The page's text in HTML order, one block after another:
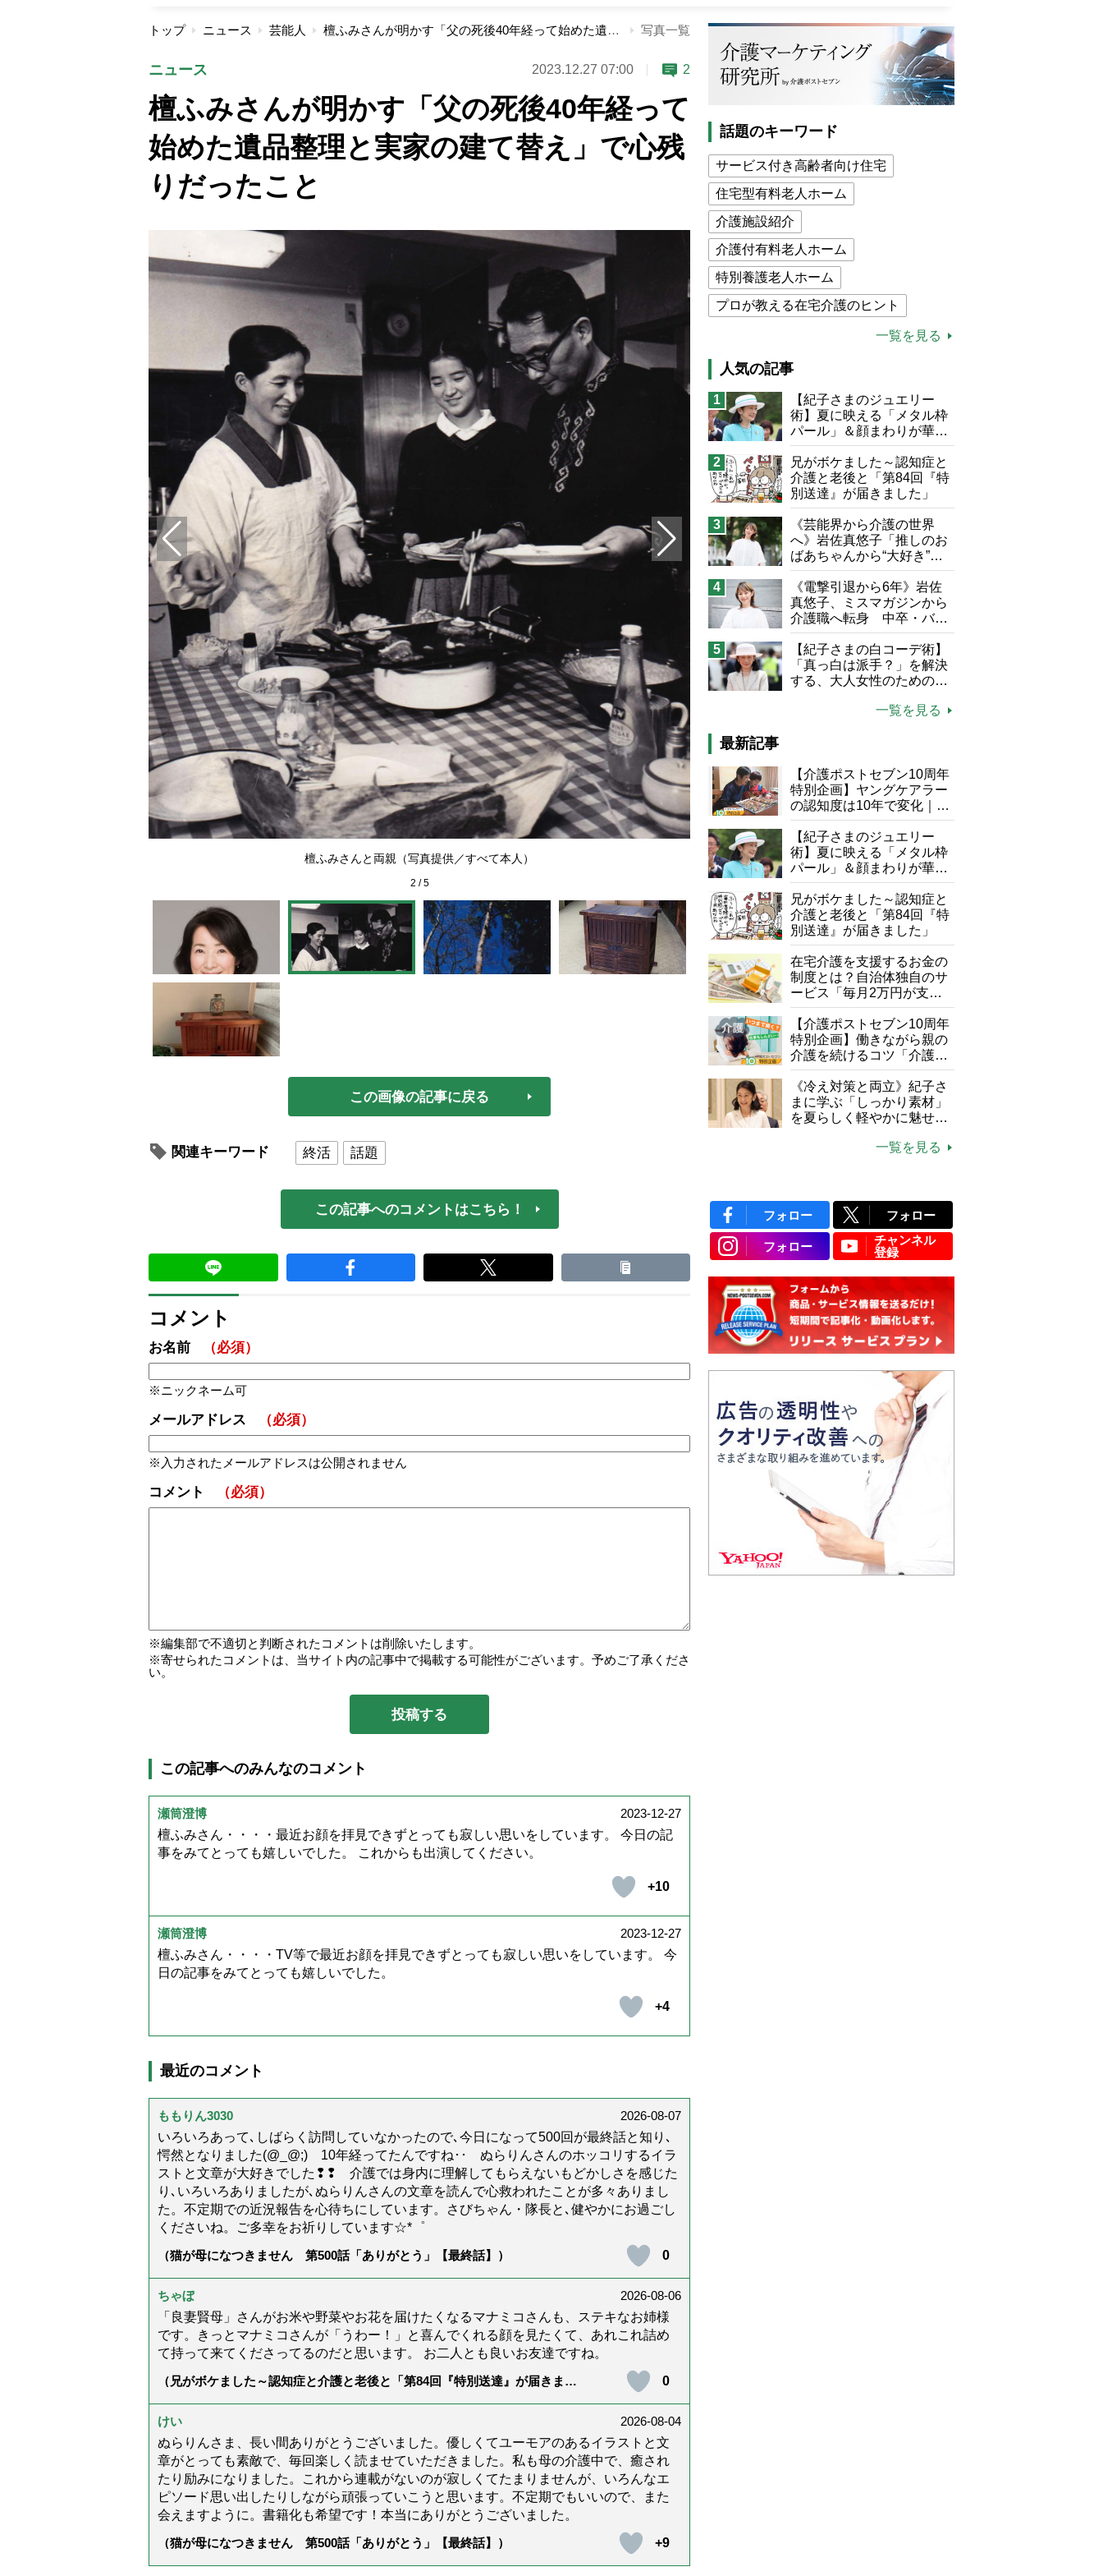
トップ ニュース 芸能人 檀ふみさんが明かす「父の死後40年経って始めた遺品整理と実家の建て替え」で心残りだったこと 写真一覧
ニュース 2023.12.27 07:00 2
檀ふみさんが明かす「父の死後40年経って
始めた遺品整理と実家の建て替え」で心残
りだったこと
檀ふみさんと両親（写真提供／すべて本人） 庭の木々はお祓いをして切った後、「一部だけでも残したい」と
2 /5
この画像の記事に戻る
関連キーワード 終活 話題
この記事へのコメントはこちら！
コメント
お名前 （必須）
ニックネーム可
メールアドレス （必須）
入力されたメールアドレスは公開されません
コメント （必須）
編集部で不適切と判断されたコメントは削除いたします。
寄せられたコメントは、当サイト内の記事中で掲載する可能性がございます。予めご了承くださ
い。
この記事へのみんなのコメント
瀬筒澄博
2023-12-27
檀ふみさん・・・・最近お顔を拝見できずとっても寂しい思いをしています。 今日の記
事をみてとっても嬉しいでした。 これからも出演してください。
+10
瀬筒澄博
2023-12-27
檀ふみさん・・・・TV等で最近お顔を拝見できずとっても寂しい思いをしています。 今
日の記事をみてとっても嬉しいでした。
+4
最近のコメント
ももりん3030
2026-08-07
いろいろあって､しばらく訪問していなかったので､今日になって500回が最終話と知り､
愕然となりました(@_@;) 10年経ってたんですね･･ ぬらりんさんのホッコリするイラ
ストと文章が大好きでした❢❢ 介護では身内に理解してもらえないもどかしさを感じた
り､いろいろありましたが､ぬらりんさんの文章を読んで心救われたことが多々ありまし
た。不定期での近況報告を心待ちにしています。さびちゃん・隊長と､健やかにお過ごし
くださいね。ご多幸をお祈りしています☆*゜
（猫が母になつきません 第500話「ありがとう」【最終話】）
0
ちゃぼ
2026-08-06
「良妻賢母」さんがお米や野菜やお花を届けたくなるマナミコさんも、ステキなお姉様
です。きっとマナミコさんが「うわー！」と喜んでくれる顔を見たくて、あれこれ詰め
て持って来てくださってるのだと思います。 お二人とも良いお友達ですね。
（兄がボケました～認知症と介護と老後と「第84回『特別送達』が届きまし
0
けい
2026-08-04
ぬらりんさま、長い間ありがとうございました。優しくてユーモアのあるイラストと文
章がとっても素敵で、毎回楽しく読ませていただきました。私も母の介護中で、癒され
たり励みになりました。これから連載がないのが寂しくてたまりませんが、いろんなエ
ピソード思い出したりしながら頑張っていこうと思います。不定期でもいいので、また
会えますように。書籍化も希望です！本当にありがとうございました。
（猫が母になつきません 第500話「ありがとう」【最終話】）
+9
話題のキーワード
サービス付き高齢者向け住宅
住宅型有料老人ホーム
介護施設紹介
介護付有料老人ホーム
特別養護老人ホーム
プロが教える在宅介護のヒント
介護食
高木ブー
ケアマネジャー
猫が母になつきません
息子の遠距離介護サバイバル術
兄がボケました
便利なサービス
予防法
一覧を見る
人気の記事
1
【紀子さまのジュエリー
術】夏に映える「メタル枠
パール」＆顔まわりが華や
ぐ「揺れる一粒」の使い分
け方
2
兄がボケました～認知症と
介護と老後と「第84回『特
別送達』が届きました」
3
《芸能界から介護の世界
へ》岩佐真悠子「推しのお
ばあちゃんから“大好き”を
もらえる」理不尽さも吹き
飛ぶ“やりがい”、介護の現
場は「愛おしい」
4
《電撃引退から6年》岩佐
真悠子、ミスマガジンから
介護職へ転身 中卒・バイ
ト経験ゼロの彼女が見つけ
た“居場所”「社会の役に立
ちながら自分らしくいられ
る」
5
【紀子さまの白コーデ術】
「真っ白は派手？」を解決
する、大人女性のための上
一覧を見る
最新記事
【介護ポストセブン10周年
特別企画】ヤングケアラー
の認知度は10年で変化｜流
行語大賞にノミネート、法
律にも明記されたが果たし
て現在は？
【紀子さまのジュエリー
術】夏に映える「メタル枠
パール」＆顔まわりが華や
ぐ「揺れる一粒」の使い分
け方
兄がボケました～認知症と
介護と老後と「第84回『特
別送達』が届きました」
在宅介護を支援するお金の
制度とは？自治体独自のサ
ービス「毎月2万円が支給
される」ケースも【FP解
説】
【介護ポストセブン10周年
特別企画】働きながら親の
介護を続けるコツ「介護は
10年以上続くことも…3つ
のフェーズに分けて考えて
みよう」【社会福祉士解
説】
《冷え対策と両立》紀子さ
まに学ぶ「しっかり素材」
を夏らしく軽やかに魅せる
一覧を見る
フォロー フォロー
フォロー
チャンネル
登録